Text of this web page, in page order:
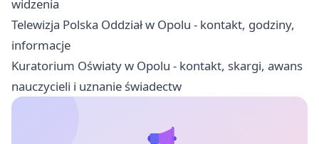
widzenia
Telewizja Polska Oddział w Opolu - kontakt, godziny,
informacje
Kuratorium Oświaty w Opolu - kontakt, skargi, awans
nauczycieli i uznanie świadectw